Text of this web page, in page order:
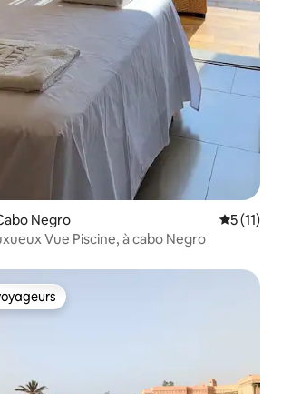
Negro
5 (11)
Vue Piscine, à cabo Negro